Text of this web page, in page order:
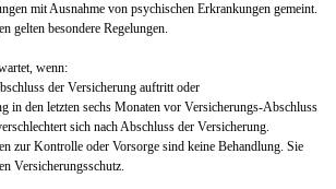
mit Ausnahme von psychischen Erkrankungen gemeint.
gelten besondere Regelungen.
wenn:
der Versicherung auftritt oder
in den letzten sechs Monaten vor Versicherungs-Abschluss
sich nach Abschluss der Versicherung.
zur Kontrolle oder Vorsorge sind keine Behandlung. Sie
Versicherungsschutz.